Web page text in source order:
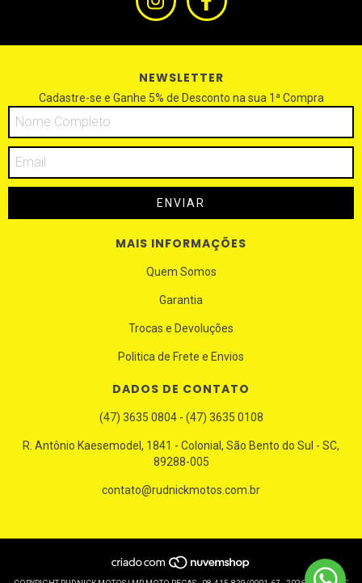
NEWSLETTER
Cadastre-se e Ganhe 5% de Desconto na sua 1ª Compra
MAIS INFORMAÇÕES
Quem Somos
Garantia
Trocas e Devoluções
Politica de Frete e Envios
DADOS DE CONTATO
(47) 3635 0804 - (47) 3635 0108
R. Antônio Kaesemodel, 1841 - Colonial, São Bento do Sul - SC,
89288-005
contato@rudnickmotos.com.br